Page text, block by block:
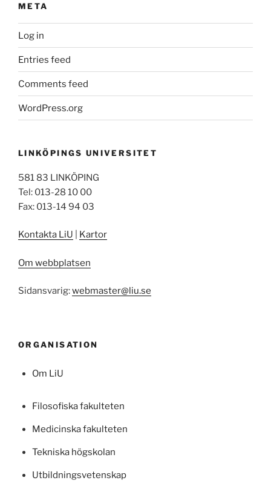
META
Log in
Entries feed
Comments feed
WordPress.org
LINKÖPINGS UNIVERSITET
581 83 LINKÖPING
Tel: 013-28 10 00
Fax: 013-14 94 03
Kontakta LiU Kartor
Om webbplatsen
Sidansvarig:webmaster@liu.se
ORGANISATION
Om LiU
Filosofiska fakulteten
Medicinska fakulteten
Tekniska högskolan
Utbildningsvetenskap